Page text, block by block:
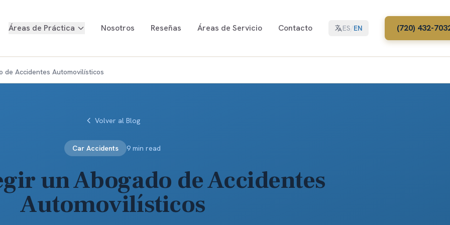
Áreas de Práctica Nosotros Reseñas Áreas de Servicio Contacto ES/EN (720) 432-
de Accidentes Automovilísticos
Volver al Blog
Car Accidents 9 min read
un Abogado de Accidentes
Automovilísticos